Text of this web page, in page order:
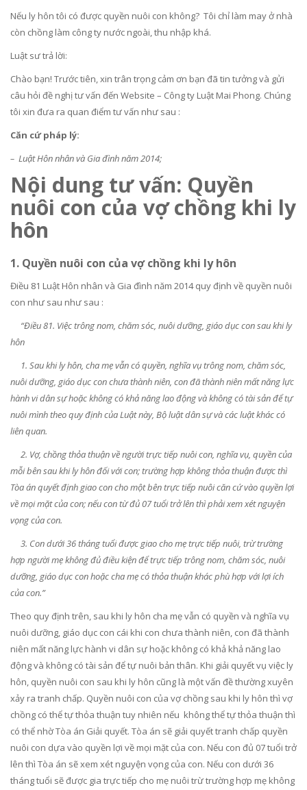
Nếu ly hôn tôi có được quyền nuôi con không? Tôi chỉ làm may ở nhà
còn chồng làm công ty nước ngoài, thu nhập khá.
Luật sư trả lời:
Chào bạn! Trước tiên, xin trân trọng cảm ơn bạn đã tin tưởng và gửi
câu hỏi đề nghị tư vấn đến Website – Công ty Luật Mai Phong. Chúng
tôi xin đưa ra quan điểm tư vấn như sau :
Căn cứ pháp lý:
– Luật Hôn nhân và Gia đình năm 2014;
Nội dung tư vấn: Quyền
nuôi con của vợ chồng khi ly
hôn
1. Quyền nuôi con của vợ chồng khi ly hôn
Điều 81 Luật Hôn nhân và Gia đình năm 2014 quy định về quyền nuôi
con như sau như sau :
“Điều 81. Việc trông nom, chăm sóc, nuôi dưỡng, giáo dục con sau khi ly
hôn
1. Sau khi ly hôn, cha mẹ vẫn có quyền, nghĩa vụ trông nom, chăm sóc,
nuôi dưỡng, giáo dục con chưa thành niên, con đã thành niên mất năng lực
hành vi dân sự hoặc không có khả năng lao động và không có tài sản để tự
nuôi mình theo quy định của Luật này, Bộ luật dân sự và các luật khác có
liên quan.
2. Vợ, chồng thỏa thuận về người trực tiếp nuôi con, nghĩa vụ, quyền của
mỗi bên sau khi ly hôn đối với con; trường hợp không thỏa thuận được thì
Tòa án quyết định giao con cho một bên trực tiếp nuôi căn cứ vào quyền lợi
về mọi mặt của con; nếu con từ đủ 07 tuổi trở lên thì phải xem xét nguyện
vọng của con.
3. Con dưới 36 tháng tuổi được giao cho mẹ trực tiếp nuôi, trừ trường
hợp người mẹ không đủ điều kiện để trực tiếp trông nom, chăm sóc, nuôi
dưỡng, giáo dục con hoặc cha mẹ có thỏa thuận khác phù hợp với lợi ích
của con.”
Theo quy định trên, sau khi ly hôn cha mẹ vẫn có quyền và nghĩa vụ
nuôi dưỡng, giáo dục con cái khi con chưa thành niên, con đã thành
niên mất năng lực hành vi dân sự hoặc không có khả khả năng lao
động và không có tài sản để tự nuôi bản thân. Khi giải quyết vụ việc ly
hôn, quyền nuôi con sau khi ly hôn cũng là một vấn đề thường xuyên
xảy ra tranh chấp. Quyền nuôi con của vợ chồng sau khi ly hôn thì vợ
chồng có thể tự thỏa thuận tuy nhiên nếu không thể tự thỏa thuận thì
có thể nhờ Tòa án Giải quyết. Tòa án sẽ giải quyết tranh chấp quyền
nuôi con dựa vào quyền lợi về mọi mặt của con. Nếu con đủ 07 tuổi trở
lên thì Tòa án sẽ xem xét nguyện vọng của con. Nếu con dưới 36
tháng tuổi sẽ được gia trực tiếp cho mẹ nuôi trừ trường hợp mẹ không